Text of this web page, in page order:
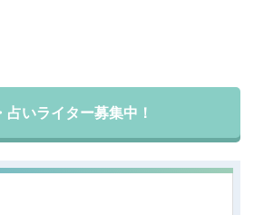
占いライター募集中！